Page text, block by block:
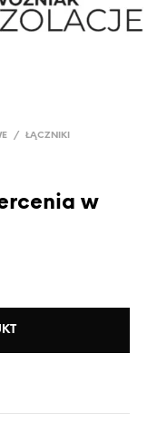
/
ŁĄCZNIKI
w